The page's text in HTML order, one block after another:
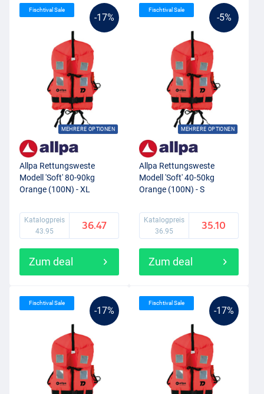
-17%
MEHRERE OPTIONEN
Fischtival Sale
Allpa Rettungsweste
Modell 'Soft' 80-90kg
Orange (100N) - XL
Katalogpreis
43.95
36.47
Zum deal
-5%
MEHRERE OPTIONEN
Fischtival Sale
Allpa Rettungsweste
Modell 'Soft' 40-50kg
Orange (100N) - S
Katalogpreis
36.95
35.10
Zum deal
-17%
Fischtival Sale
-17%
Fischtival Sale